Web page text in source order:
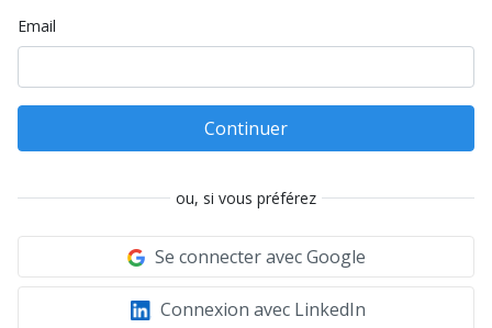
Email
Continuer
ou, si vous préférez
Se connecter avec Google
Connexion avec LinkedIn